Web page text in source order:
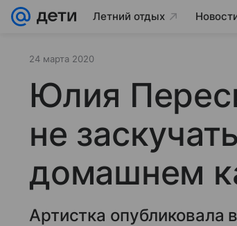
Летний отдых
24 марта 2020
Юлия
не
домашнем
Артистка опубликовала